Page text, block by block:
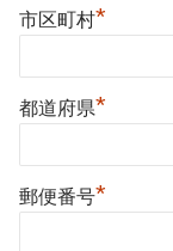
市区町村*
都道府県*
郵便番号*